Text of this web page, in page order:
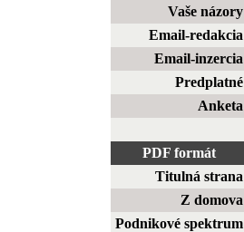
Vaše názory
Email-redakcia
Email-inzercia
Predplatné
Anketa
PDF formát
Titulná strana
Z domova
Podnikové spektrum